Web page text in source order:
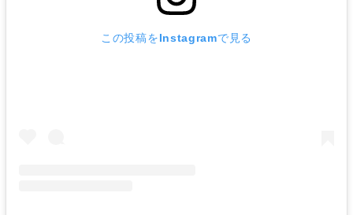
この投稿をInstagramで見る